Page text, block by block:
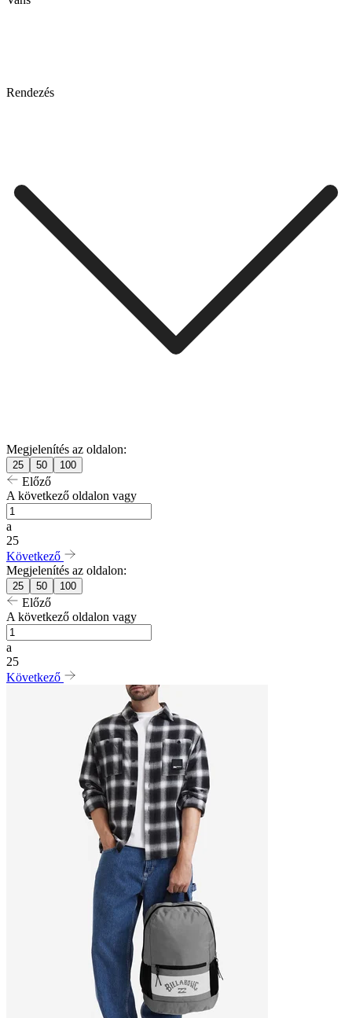
Rendezés
Megjelenítés az oldalon:
25 50 100
Előző
A következő oldalon vagy
a
25
Következő
Megjelenítés az oldalon:
25 50 100
Előző
A következő oldalon vagy
a
25
Következő